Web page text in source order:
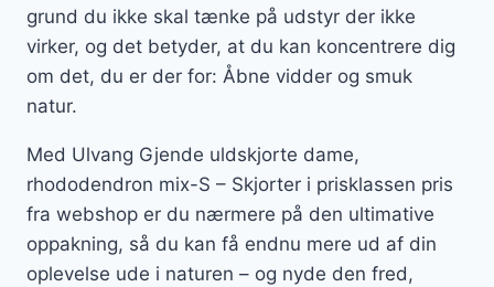
grund du ikke skal tænke på udstyr der ikke
virker, og det betyder, at du kan koncentrere dig
om det, du er der for: Åbne vidder og smuk
natur.
Med Ulvang Gjende uldskjorte dame,
rhododendron mix-S – Skjorter i prisklassen pris
fra webshop er du nærmere på den ultimative
oppakning, så du kan få endnu mere ud af din
oplevelse ude i naturen – og nyde den fred,